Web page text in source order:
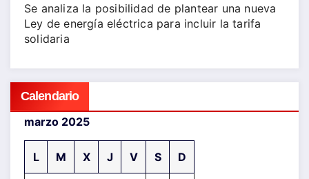
Se analiza la posibilidad de plantear una nueva
Ley de energía eléctrica para incluir la tarifa
solidaria
Calendario
marzo 2025
L M X J V S D